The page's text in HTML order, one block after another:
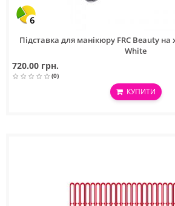
6
Підставка для манікюру FRC Beauty
White
720.00 грн.
(0)
КУПИТИ